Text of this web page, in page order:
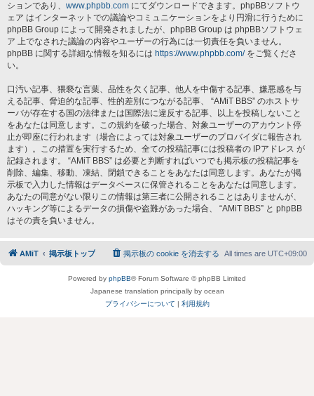
ションであり、 www.phpbb.com にてダウンロードできます。phpBBソフトウ
ェア はインターネットでの議論やコミュニケーションをより円滑に行うために
phpBB Group によって開発されましたが、phpBB Group は phpBBソフトウェ
ア 上でなされた議論の内容やユーザーの行為には一切責任を負いません。
phpBB に関する詳細な情報を知るには https://www.phpbb.com/をご覧くださ
い。
口汚い記事、猥褻な言葉、品性を欠く記事、他人を中傷する記事、嫌悪感を与
える記事、脅迫的な記事、性的差別につながる記事、 “AMiT BBS” のホストサ
ーバが存在する国の法律または国際法に違反する記事、以上を投稿しないこと
をあなたは同意します。この規約を破った場合、対象ユーザーのアカウント停
止が即座に行われます（場合によっては対象ユーザーのプロバイダに報告され
ます）。この措置を実行するため、全ての投稿記事には投稿者の IPアドレス が
記録されます。 “AMiT BBS” は必要と判断すればいつでも掲示板の投稿記事を
削除、編集、移動、凍結、閉鎖できることをあなたは同意します。あなたが掲
示板で入力した情報はデータベースに保管されることをあなたは同意します。
あなたの同意がない限りこの情報は第三者に公開されることはありませんが、
ハッキング等によるデータの損傷や盗難があった場合、 “AMiT BBS” と phpBB
はその責を負いません。
AMiT 掲示板トップ All times are UTC+09:00
掲示板の cookie を消去する
Powered by phpBB® Forum Software © phpBB Limited
Japanese translation principally by ocean
プライバシーについて | 利用規約